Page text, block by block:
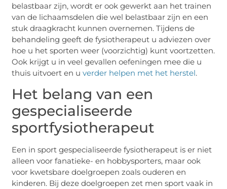
belastbaar zijn, wordt er ook gewerkt aan het trainen
van de lichaamsdelen die wel belastbaar zijn en een
stuk draagkracht kunnen overnemen. Tijdens de
behandeling geeft de fysiotherapeut u adviezen over
hoe u het sporten weer (voorzichtig) kunt voortzetten.
Ook krijgt u in veel gevallen oefeningen mee die u
thuis uitvoert en uverder helpen met het herstel.
Het belang van een
gespecialiseerde
sportfysiotherapeut
Een in sport gespecialiseerde fysiotherapeut is er niet
alleen voor fanatieke- en hobbysporters, maar ook
voor kwetsbare doelgroepen zoals ouderen en
kinderen. Bij deze doelgroepen zet men sport vaak in